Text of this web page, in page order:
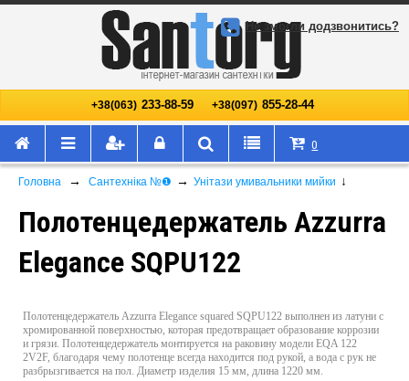
+38(063) 233-88-59 +38(097) 855-28-44
Не змогли додзвонитись?
0
Головна → Сантехніка №❶ → Унітази умивальники мийки ↓
Полотенцедержатель Azzurra
Elegance SQPU122
Полотенцедержатель Azzurra Elegance squared SQPU122 выполнен из латуни с
хромированной поверхностью, которая предотвращает образование коррозии
и грязи. Полотенцедержатель монтируется на раковину модели EQA 122
2V2F, благодаря чему полотенце всегда находится под рукой, а вода с рук не
разбрызгивается на пол. Диаметр изделия 15 мм, длина 1220 мм.